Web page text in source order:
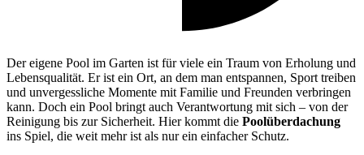
Der eigene Pool im Garten ist für viele ein Traum von Erholung und
Lebensqualität. Er ist ein Ort, an dem man entspannen, Sport treiben
und unvergessliche Momente mit Familie und Freunden verbringen
kann. Doch ein Pool bringt auch Verantwortung mit sich – von der
Reinigung bis zur Sicherheit. Hier kommt die Poolüberdachung
ins Spiel, die weit mehr ist als nur ein einfacher Schutz.